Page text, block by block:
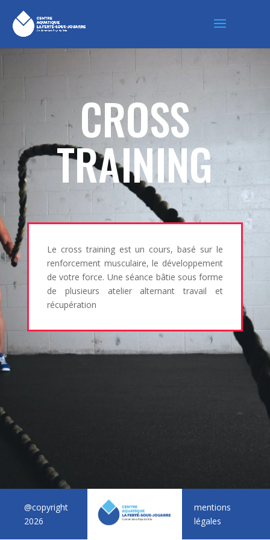
CROSS
TRAINING
Le cross training est un cours, basé sur le
renforcement musculaire, le développement
de votre force. Une séance bâtie sous forme
de plusieurs atelier alternant travail et
récupération
@copyright
2026
mentions
légales